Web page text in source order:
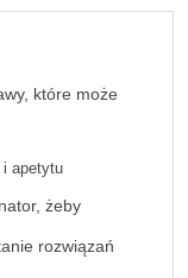
które może
apetytu
żeby
rozwiązań